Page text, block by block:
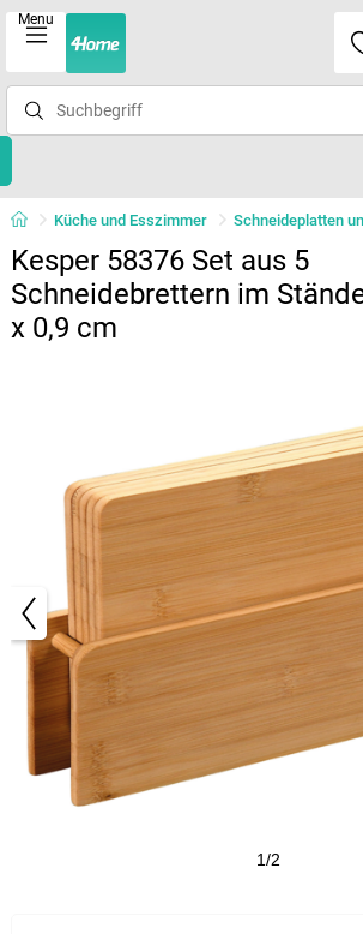
Menu
Küche und Esszimmer Schneideplatten
Kesper 58376 Set aus 5
Schneidebrettern im
x 0,9 cm
1/2